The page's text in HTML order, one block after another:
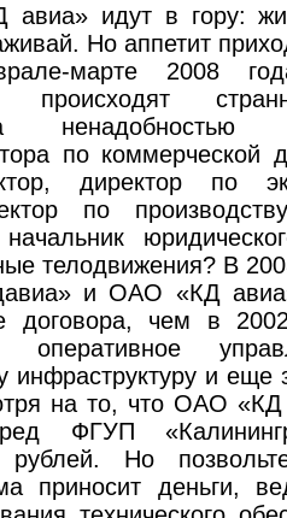
идут в гору:
Но аппетит
марте 2008
происходят
ненадобностью
по коммерческой
директор по
по
телодвижения? В
и ОАО «КД
договора, чем в
и еще
на то, что ОАО «КД
ФГУП
Но
приносит деньги,